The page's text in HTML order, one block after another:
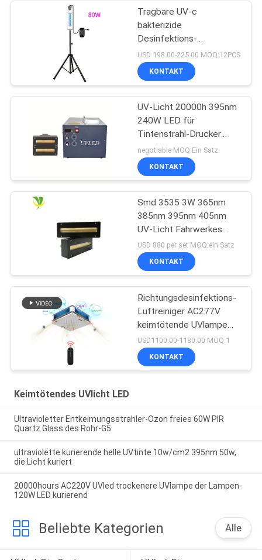
Tragbare UV-c
bakterizide
Desinfektions-
keimtötende UVbirne des
Sterilisator-UV-Licht-
254nm
USD 198.00-225.00 MOQ:12PCS
KONTAKT
UV-Licht 20000h 395nm
240W LED für
Tintenstrahl-Drucker
Machine
negotiable MOQ:Ein Satz
KONTAKT
Smd 3535 3W 365nm
385nm 395nm 405nm
UV-Licht Fahrwerkes
LED
USD 880 per set MOQ:ein Satz
KONTAKT
Richtungsdesinfektions-
Luftreiniger AC277V
keimtötende UVlampe
150W Omni
USD1100.00-1180.00 MOQ:1
KONTAKT
Keimtötendes UVlicht LED
Ultravioletter Entkeimungsstrahler-Ozon freies 60W PIR
Quartz Glass des Rohr-G5
ultraviolette kurierende helle UVtinte 10w/cm2 395nm 50w,
die Licht kuriert
20000hours AC220V UVled trockenere UVlampe der Lampen-
120W LED kurierend
Beliebte Kategorien Alle